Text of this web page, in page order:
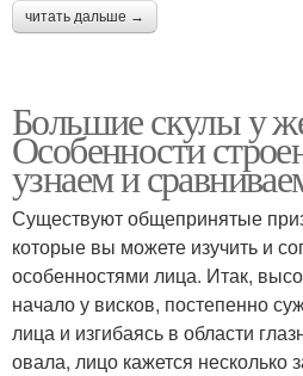
читать дальше →
Большие скулы у
Особенности
узнаем и
Существуют общепринятые
которые вы можете изучить и
особенностями лица. Итак,
начало у висков, постепенно
лица и изгибаясь в области
овала, лицо кажется несколько